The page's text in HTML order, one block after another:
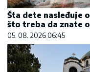
Šta dete nasleđuje
što treba da znate
05. 08. 2026 06:45